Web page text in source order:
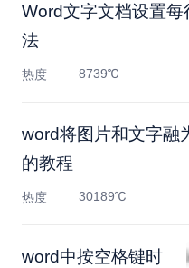
Word文字文档设置
法
热度 8739℃
word将图片和文字融
的教程
热度 30189℃
word中按空格键时